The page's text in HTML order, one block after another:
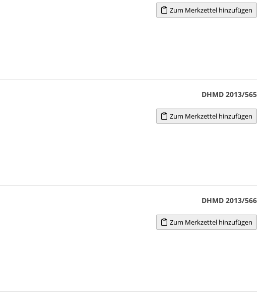
Zum Merkzettel hinzufügen
DHMD 2013/565
Zum Merkzettel hinzufügen
DHMD 2013/566
Zum Merkzettel hinzufügen